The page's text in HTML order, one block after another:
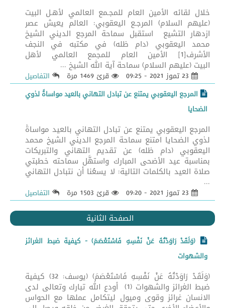
خلال لقائه الأمين العام للمجـمع العالمي لأهـل البيت
(عليهم السلام) المرجـع اليعقوبي: العالم يعيش عصر
ازدهار التشيع استقبل سماحة المرجع الديني الشيخ
محمد اليعقوبي (دام ظله) في مكتبه في النجف
الأشرف[1] الأمين العام للمجمع العالمي لأهل
البيت (عليهم السلام) سماحة آية الله الشيخ ...
قرئ 1469 مرة
التفاصيل
المرجع اليعقوبي يمتنع عن تبادل التهاني بالعيد مواساةً لذوي
الضحايا
المرجع اليعقوبي يمتنع عن تبادل التهاني بالعيد مواساةً
لذوي الضحايا امتنع سماحة المرجع الديني الشيخ محمد
اليعقوبي (دام ظله) عن تقديم التهاني والتبريكات
بمناسبة عيد الأضحى المبارك واستهَّل سماحته خطبتي
صلاة العيد بالكلمات التالية: لا يسعُنا أن نتبادل التهاني
...
قرئ 1503 مرة التفاصيل
الصفحة الثانية
(وَلَقَدْ رَاوَدْتُهُ عَنْ نَفْسِهِ فَاسْتَعْصَمَ) - كيفية ضبط الغرائز
والشهوات
(وَلَقَدْ رَاوَدْتُهُ عَنْ نَفْسِهِ فَاسْتَعْصَمَ) (يوسف: 32) كيفية
ضبط الغرائز والشهوات (1) أودع الله تبارك وتعالى لدى
الانسان غرائز وقوى وميول ليتكامل عملها مع الحواس